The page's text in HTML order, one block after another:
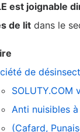
est joignable
de lit dans le
de
Anti nuisibles
(Cafard,